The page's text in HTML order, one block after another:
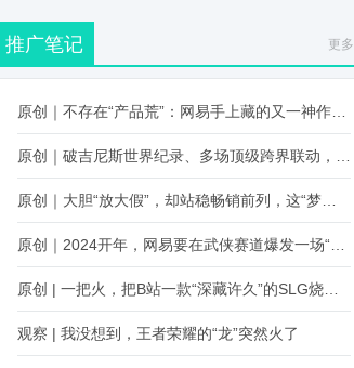
推广笔记 更多
观察 | 我没想到，王者荣耀的“龙”突然火了